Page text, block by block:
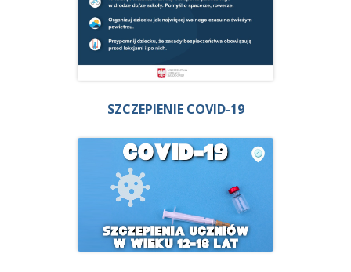
SZCZEPIENIE COVID-19